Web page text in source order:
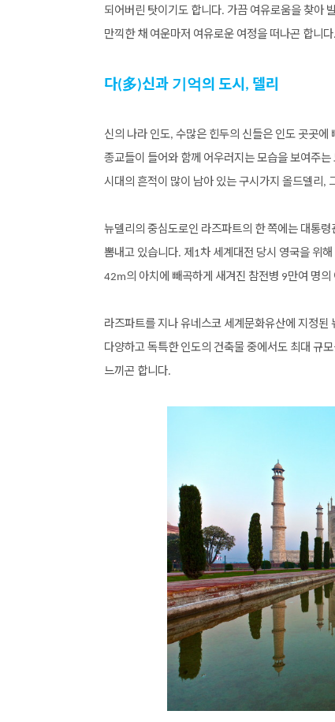
되어버린 탓이기도합니다. 가끔여유로움을찾아
만끽한채여운마저 여유로운여정을떠나곤 합니다.
다(多)신과 기억 의 도시, 델리
신의 나라인도, 수많은힌두의 신들은인도곳곳에
종교들이 들어와함께어우러지는모습을보여주는
시대의 흔적이 많이 남아있는구시가지올드델리,
뉴델리의중심도로인 라즈파트의 한쪽에는대통령
뽐내고있습니다. 제1차세계대전 당시 영국을위해
42m의 아치에 빼곡하게 새겨진 참전병 9만여 명의
라즈파트를지나유네스코세계문화유산에지정된
다양하고독특한인도의 건축물중에서도최대규
느끼곤 합니다.